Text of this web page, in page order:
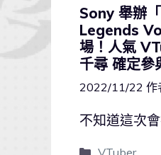
Sony 舉辦
Legends
場！人氣
千尋 確定參
2022/11/22 作
不知道這次
VTuber